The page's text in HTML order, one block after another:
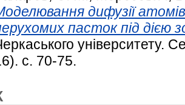
дифузії
пасток під дією
університету.
с. 70-75.